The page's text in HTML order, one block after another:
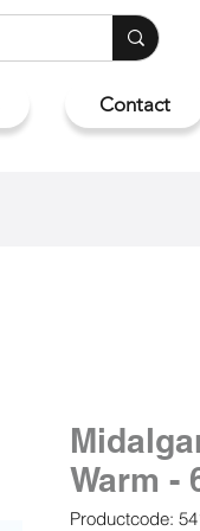
Contact
Warm -
Productcode: